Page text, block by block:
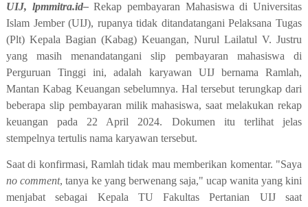
UIJ, lpmmitra.id–Rekap pembayaran Mahasiswa di Universitas
Islam Jember (UIJ), rupanya tidak ditandatangani Pelaksana Tugas
(Plt) Kepala Bagian (Kabag) Keuangan, Nurul Lailatul V. Justru
yang masih menandatangani slip pembayaran mahasiswa di
Perguruan Tinggi ini, adalah karyawan UIJ bernama Ramlah,
Mantan Kabag Keuangan sebelumnya. Hal tersebut terungkap dari
beberapa slip pembayaran milik mahasiswa, saat melakukan rekap
keuangan pada 22 April 2024. Dokumen itu terlihat jelas
stempelnya tertulis nama karyawan tersebut.
Saat di konfirmasi, Ramlah tidak mau memberikan komentar. "Saya
no comment, tanya ke yang berwenang saja," ucap wanita yang kini
menjabat sebagai Kepala TU Fakultas Pertanian UIJ saat